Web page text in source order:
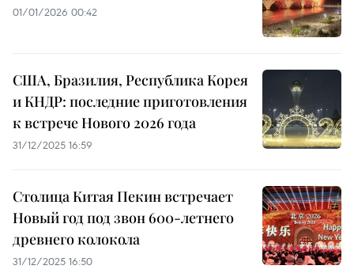
01/01/2026 00:42
США, Бразилия, Республика Корея
и КНДР: последние приготовления
к встрече Нового 2026 года
31/12/2025 16:59
Столица Китая Пекин встречает
Новый год под звон 600-летнего
древнего колокола
31/12/2025 16:50